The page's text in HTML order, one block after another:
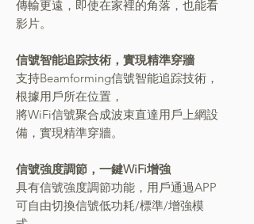
傳輸更遠，即使在家裡的角落，也能看
影片。
信號智能追踪技術，實現精準穿牆
支持Beamforming信號智能追踪技術，
根據用戶所在位置，
將WiFi信號聚合成波束直達用戶上網設
備，實現精準穿牆。
信號強度調節，一鍵WiFi增強
具有信號強度調節功能，用戶通過APP
可自由切換信號低功耗/標準/增強模